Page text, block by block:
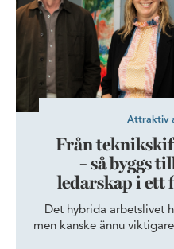
Attraktiv
Från
– så byggs
ledarskap i ett
Det hybrida arbetslivet
men kanske ännu